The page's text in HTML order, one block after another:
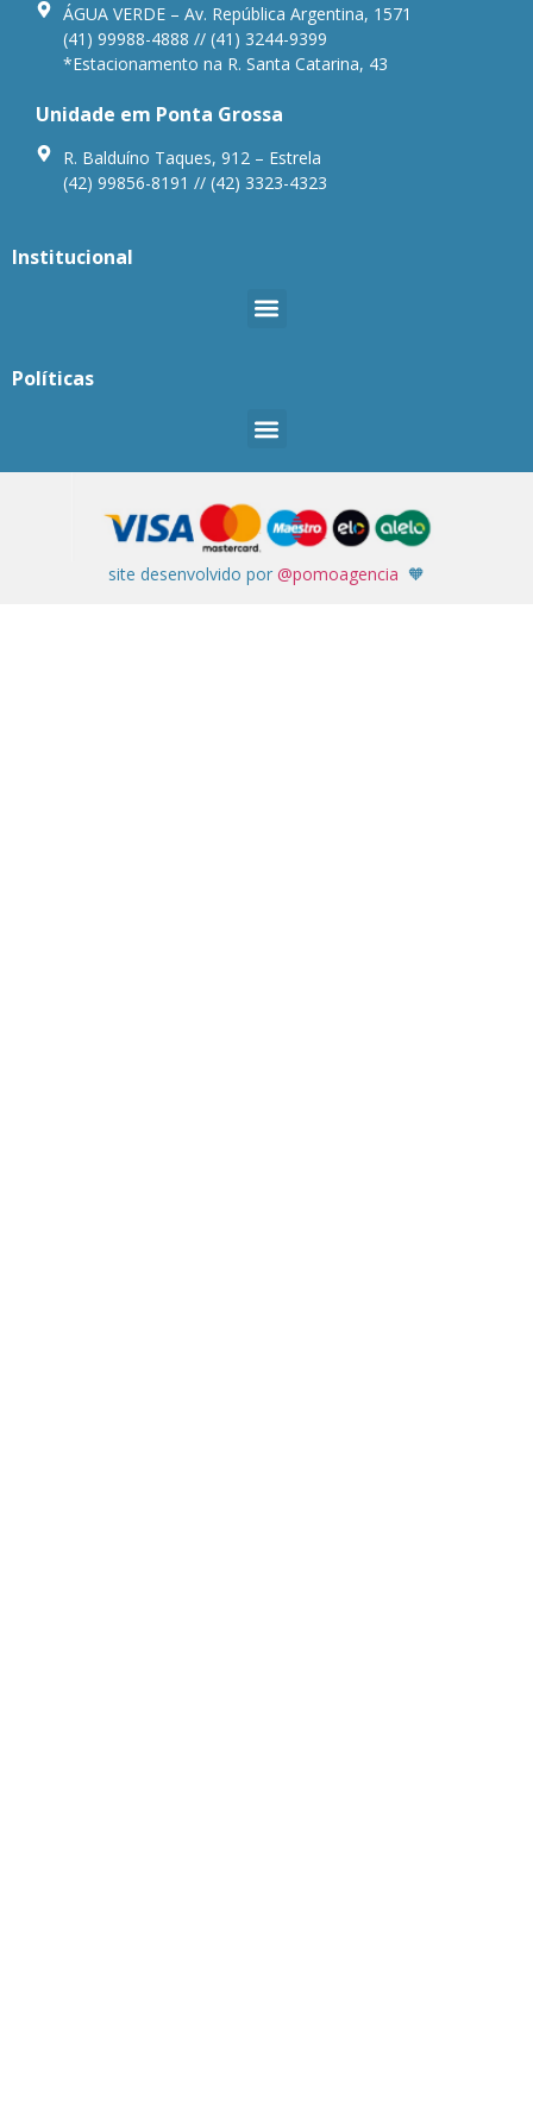
ÁGUA VERDE – Av. República Argentina, 1571
(41) 99988-4888 // (41) 3244-9399
*Estacionamento na R. Santa Catarina, 43
Unidade em Ponta Grossa
R. Balduíno Taques, 912 – Estrela
(42) 99856-8191 // (42) 3323-4323
Institucional
Políticas
site desenvolvido por @pomoagencia 🧡